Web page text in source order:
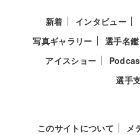
新着 インタビュー
写真ギャラリー
選手名鑑
アイスショー
選手
このサイトについて メ